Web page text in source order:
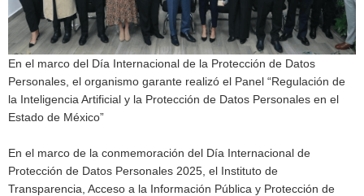
En el marco del Día Internacional de la Protección de Datos
Personales, el organismo garante realizó el Panel “Regulación de
la Inteligencia Artificial y la Protección de Datos Personales en el
Estado de México”
En el marco de la conmemoración del Día Internacional de
Protección de Datos Personales 2025, el Instituto de
Transparencia, Acceso a la Información Pública y Protección de